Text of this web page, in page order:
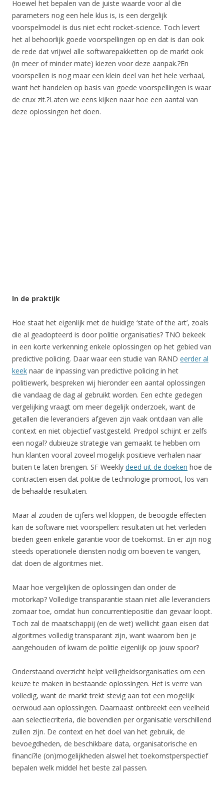
Hoewel het bepalen van de juiste waarde voor al die
parameters nog een hele klus is, is een dergelijk
voorspelmodel is dus niet echt rocket-science. Toch levert
het al behoorlijk goede voorspellingen op en dat is dan ook
de rede dat vrijwel alle softwarepakketten op de markt ook
(in meer of minder mate) kiezen voor deze aanpak.?En
voorspellen is nog maar een klein deel van het hele verhaal,
want het handelen op basis van goede voorspellingen is waar
de crux zit.?Laten we eens kijken naar hoe een aantal van
deze oplossingen het doen.
In de praktijk
Hoe staat het eigenlijk met de huidige ‘state of the art’, zoals
die al geadopteerd is door politie organisaties? TNO bekeek
in een korte verkenning enkele oplossingen op het gebied van
predictive policing. Daar waar een studie van RAND eerder al
keek naar de inpassing van predictive policing in het
politiewerk, bespreken wij hieronder een aantal oplossingen
die vandaag de dag al gebruikt worden. Een echte gedegen
vergelijking vraagt om meer degelijk onderzoek, want de
getallen die leveranciers afgeven zijn vaak ontdaan van alle
context en niet objectief vastgesteld. Predpol schijnt er zelfs
een nogal? dubieuze strategie van gemaakt te hebben om
hun klanten vooral zoveel mogelijk positieve verhalen naar
buiten te laten brengen. SF Weekly deed uit de doeken hoe de
contracten eisen dat politie de technologie promoot, los van
de behaalde resultaten.
Maar al zouden de cijfers wel kloppen, de beoogde effecten
kan de software niet voorspellen: resultaten uit het verleden
bieden geen enkele garantie voor de toekomst. En er zijn nog
steeds operationele diensten nodig om boeven te vangen,
dat doen de algoritmes niet.
Maar hoe vergelijken de oplossingen dan onder de
motorkap? Volledige transparantie staan niet alle leveranciers
zomaar toe, omdat hun concurrentiepositie dan gevaar loopt.
Toch zal de maatschappij (en de wet) wellicht gaan eisen dat
algoritmes volledig transparant zijn, want waarom ben je
aangehouden of kwam de politie eigenlijk op jouw spoor?
Onderstaand overzicht helpt veiligheidsorganisaties om een
keuze te maken in bestaande oplossingen. Het is verre van
volledig, want de markt trekt stevig aan tot een mogelijk
oerwoud aan oplossingen. Daarnaast ontbreekt een veelheid
aan selectiecriteria, die bovendien per organisatie verschillend
zullen zijn. De context en het doel van het gebruik, de
bevoegdheden, de beschikbare data, organisatorische en
financi?le (on)mogelijkheden alswel het toekomstperspectief
bepalen welk middel het beste zal passen.